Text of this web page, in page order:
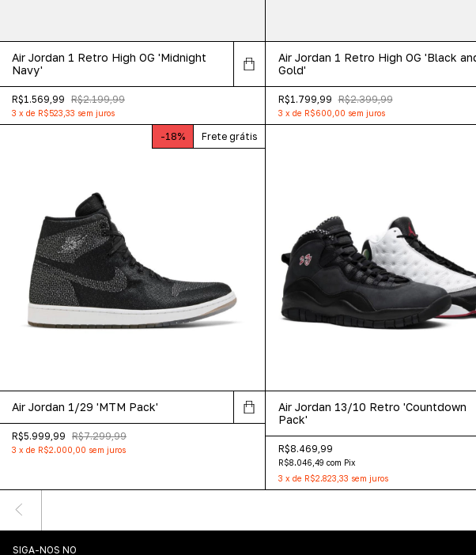
Air Jordan 1 Retro High OG 'Midnight
Navy'
R$1.569,99 R$2.199,99
3 x de R$523,33 sem juros
Air Jordan 1 Retro High OG 'Black
Gold'
R$1.799,99 R$2.399,99
3 x de R$600,00 sem juros
-18% Frete grátis
Air Jordan 1/29 'MTM Pack'
R$5.999,99 R$7.299,99
3 x de R$2.000,00 sem juros
Air Jordan 13/10 Retro 'Countdown
Pack'
R$8.469,99
R$8.046,49 com Pix
3 x de R$2.823,33 sem juros
SIGA-NOS NO